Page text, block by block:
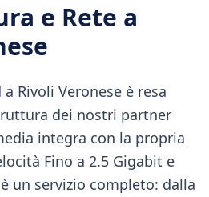
e Rete a
Rivoli Veronese è resa
dei nostri partner
integra con la propria
Fino a 2.5 Gigabit e
un servizio completo: dalla